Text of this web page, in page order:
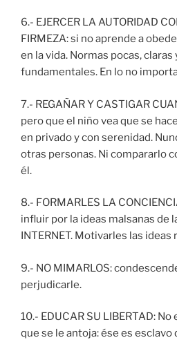
6.- EJERCER LA AUTORIDAD
FIRMEZA: si no aprende a
en la vida. Normas pocas, claras
fundamentales. En lo no
7.- REGAÑAR Y CASTIGAR
pero que el niño vea que se
en privado y con serenidad.
otras personas. Ni compararlo
él.
8.- FORMARLES LA
influir por la ideas malsanas de
INTERNET. Motivarles las ideas
9.- NO MIMARLOS:
perjudicarle.
10.- EDUCAR SU LIBERTAD:
que se le antoja: ése es esclavo